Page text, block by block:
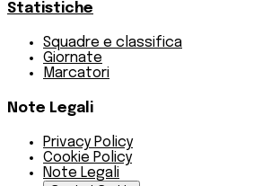
Statistiche
Squadre e classifica
Giornate
Marcatori
Note Legali
Privacy Policy
Cookie Policy
Note Legali